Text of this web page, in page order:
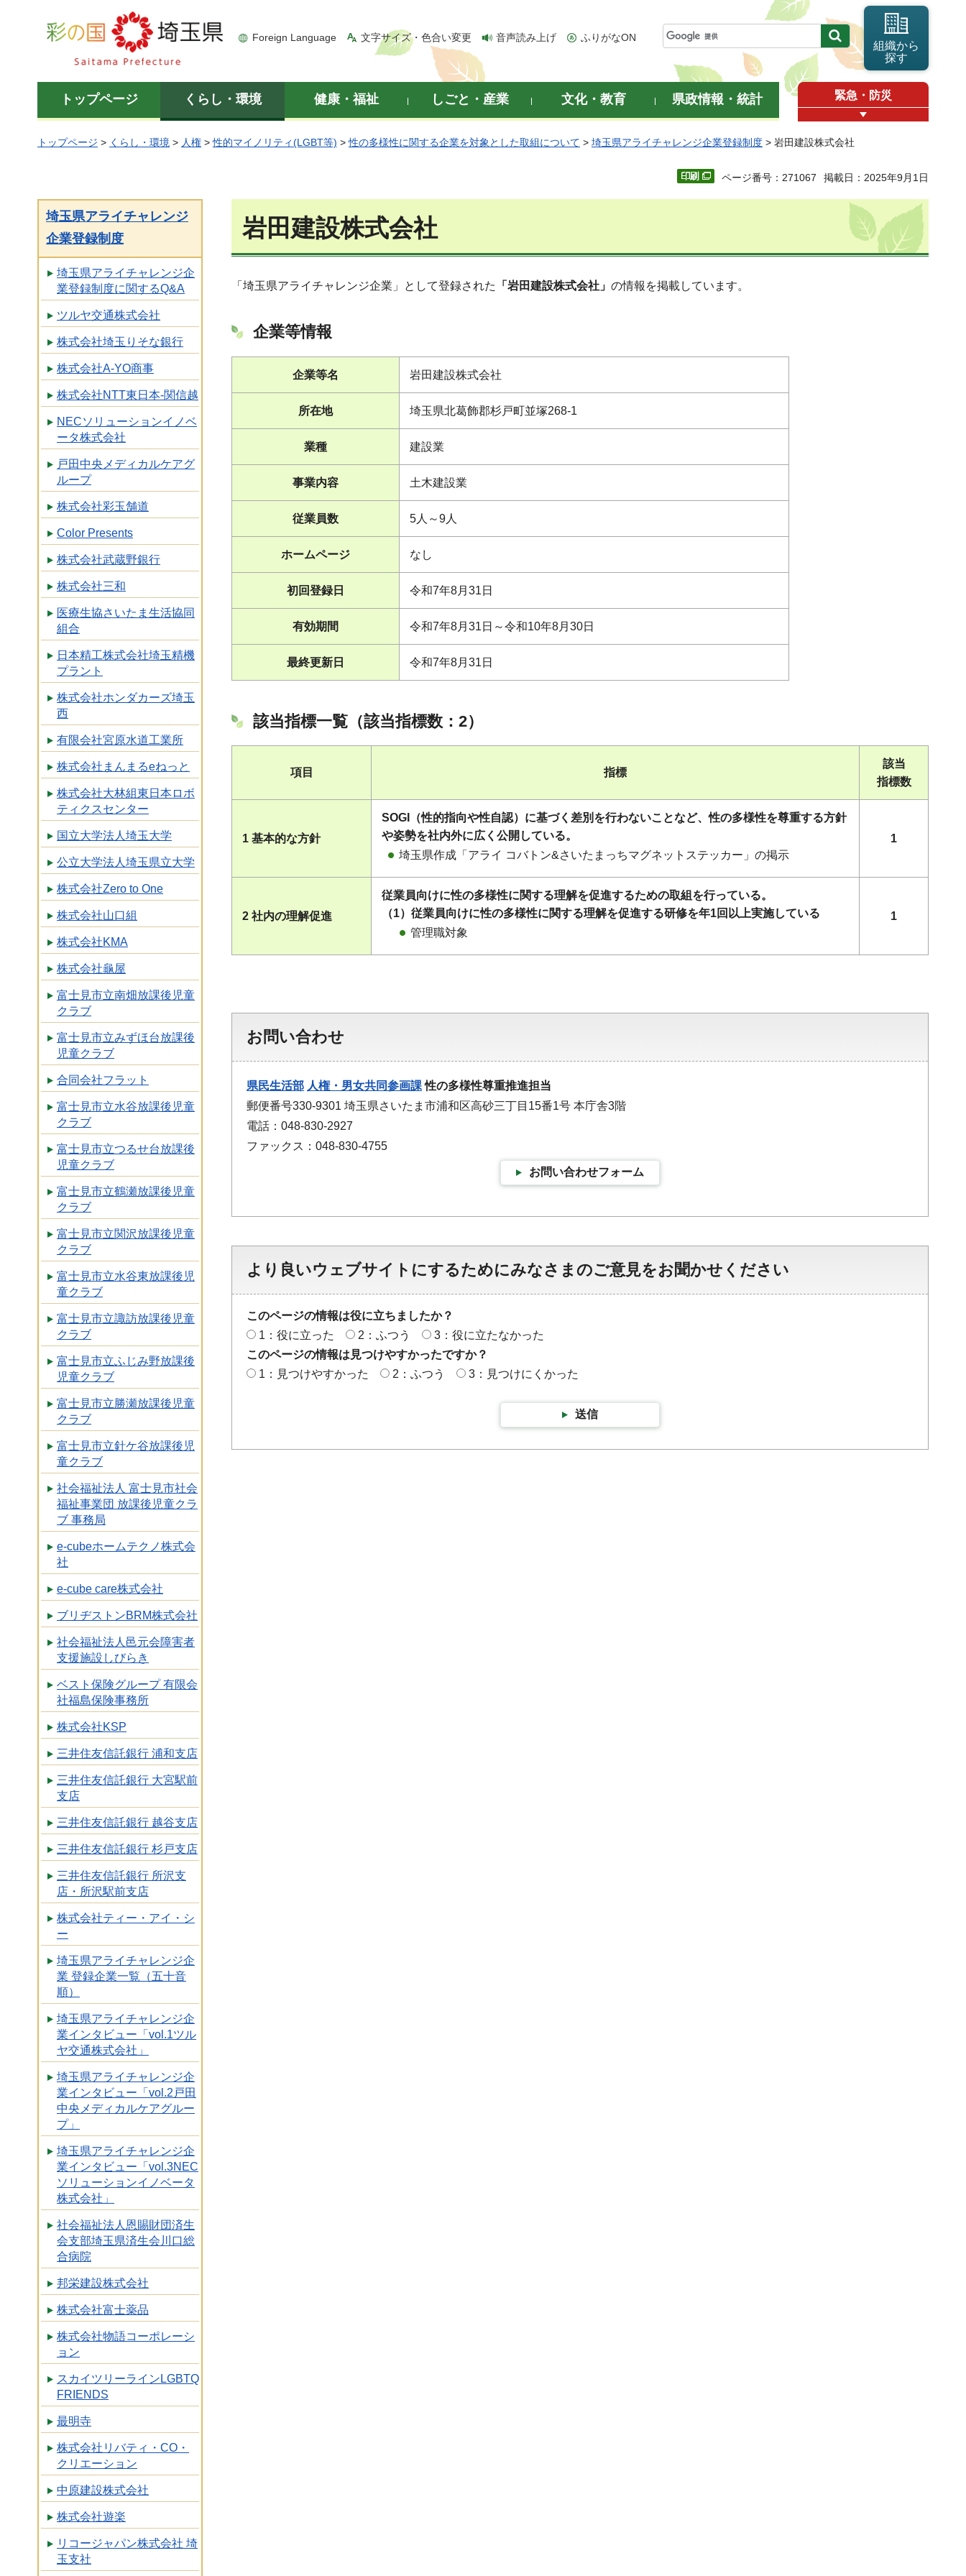
彩の国 埼玉県
Foreign Language 文字サイズ・色合い変更 音声読み上げ ふりがなON
組織から
探す
トップページ くらし・環境 健康・福祉 しごと・産業 文化・教育 県政情報・統計 緊急・防災
トップページ > くらし・環境 > 人権 >性的マイノリティ(LGBT等) >性の多様性に関する企業を対象とした取組について > 埼玉県アライチャレンジ企業登録制度 > 岩田建設株式会社
ページ番号：271067 掲載日：2025年9月1日
埼玉県アライチャレンジ
企業登録制度
埼玉県アライチャレンジ企
業登録制度に関するQ&A
ツルヤ交通株式会社
株式会社埼玉りそな銀行
株式会社A-YO商事
株式会社NTT東日本-関信越
NECソリューションイノベ
ータ株式会社
戸田中央メディカルケアグ
ループ
株式会社彩玉舗道
Color Presents
株式会社武蔵野銀行
株式会社三和
医療生協さいたま生活協同
組合
日本精工株式会社埼玉精機
プラント
株式会社ホンダカーズ埼玉
西
有限会社宮原水道工業所
株式会社まんまるeねっと
株式会社大林組東日本ロボ
ティクスセンター
国立大学法人埼玉大学
公立大学法人埼玉県立大学
株式会社Zero to One
株式会社山口組
株式会社KMA
株式会社龜屋
富士見市立南畑放課後児童
クラブ
富士見市立みずほ台放課後
児童クラブ
合同会社フラット
富士見市立水谷放課後児童
クラブ
富士見市立つるせ台放課後
児童クラブ
富士見市立鶴瀬放課後児童
クラブ
富士見市立関沢放課後児童
クラブ
富士見市立水谷東放課後児
童クラブ
富士見市立諏訪放課後児童
クラブ
富士見市立ふじみ野放課後
児童クラブ
富士見市立勝瀬放課後児童
クラブ
富士見市立針ケ谷放課後児
童クラブ
社会福祉法人 富士見市社会
福祉事業団 放課後児童クラ
ブ 事務局
e-cubeホームテクノ株式会
社
e-cube care株式会社
ブリヂストンBRM株式会社
社会福祉法人邑元会障害者
支援施設しびらき
ベスト保険グループ 有限会
社福島保険事務所
株式会社KSP
三井住友信託銀行 浦和支店
三井住友信託銀行 大宮駅前
支店
三井住友信託銀行 越谷支店
三井住友信託銀行 杉戸支店
三井住友信託銀行 所沢支
店・所沢駅前支店
株式会社ティー・アイ・シ
ー
埼玉県アライチャレンジ企
業 登録企業一覧（五十音
順）
埼玉県アライチャレンジ企
業インタビュー「vol.1ツル
ヤ交通株式会社」
埼玉県アライチャレンジ企
業インタビュー「vol.2戸田
中央メディカルケアグルー
プ」
埼玉県アライチャレンジ企
業インタビュー「vol.3NEC
ソリューションイノベータ
株式会社」
社会福祉法人恩賜財団済生
会支部埼玉県済生会川口総
合病院
邦栄建設株式会社
株式会社富士薬品
株式会社物語コーポレーシ
ョン
スカイツリーラインLGBTQ
FRIENDS
最明寺
株式会社リバティ・CO・
クリエーション
中原建設株式会社
株式会社遊楽
リコージャパン株式会社 埼
玉支社
岩田建設株式会社
「埼玉県アライチャレンジ企業」として登録された 「岩田建設株式会社 」 の情報を掲載しています。
企業等情報
企業等名 岩田建設株式会社
所在地 埼玉県北葛飾郡杉戸町並塚268-1
業種 建設業
事業内容 土木建設業
従業員数 5人～9人
ホームページ なし
初回登録日 令和7年8月31日
有効期間 令和7年8月31日～令和10年8月30日
最終更新日 令和7年8月31日
該当指標一覧（該当指標数：2）
項目 指標
該当
指標数
1 基本的な方針
SOGI（性的指向や性自認）に基づく差別を行わないことなど、性の多様性を尊重する方針
や姿勢を社内外に広く公開している。
埼玉県作成「アライ コバトン&さいたまっちマグネットステッカー」の掲示
1
2 社内の理解促進
従業員向けに性の多様性に関する理解を促進するための取組を行っている。
（1）従業員向けに性の多様性に関する理解を促進する研修を年1回以上実施している
管理職対象
1
お問い合わせ
県民生活部 人権・男女共同参画課性の多様性尊重推進担当
郵便番号330-9301 埼玉県さいたま市浦和区高砂三丁目15番1号 本庁舎3階
電話：048-830-2927
ファックス：048-830-4755
お問い合わせフォーム
より良いウェブサイトにするためにみなさまのご意見をお聞かせください
このページの情報は役に立ちましたか？
1：役に立った
2：ふつう
3：役に立たなかった
このページの情報は見つけやすかったですか？
1：見つけやすかった
2：ふつう 3：見つけにくかった
送信